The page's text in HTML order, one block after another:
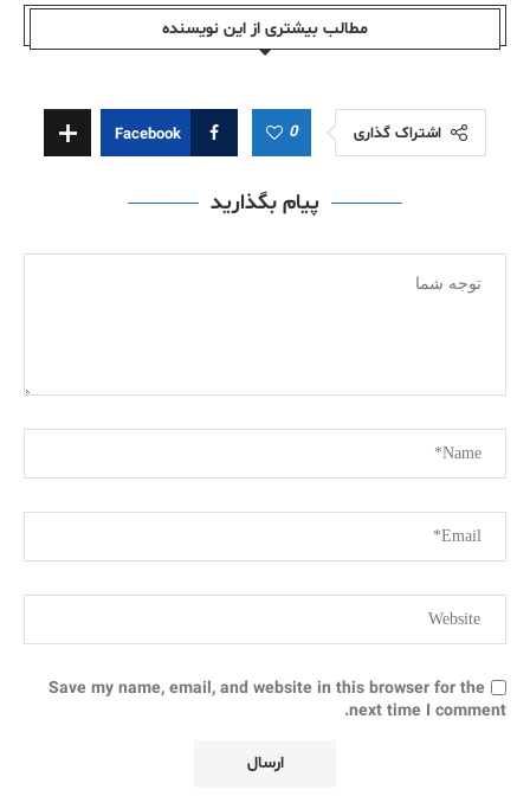
مطالب بیشتری از این نویسندە
اشتراک گذاری 0
Facebook
پیام بگذارید
Save my name, email, and website in this browser for the
next time I comment.